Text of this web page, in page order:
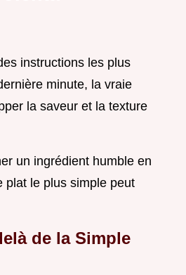
instructions les plus
minute, la vraie
la saveur et la texture
un ingrédient humble en
plat le plus simple peut
de la Simple